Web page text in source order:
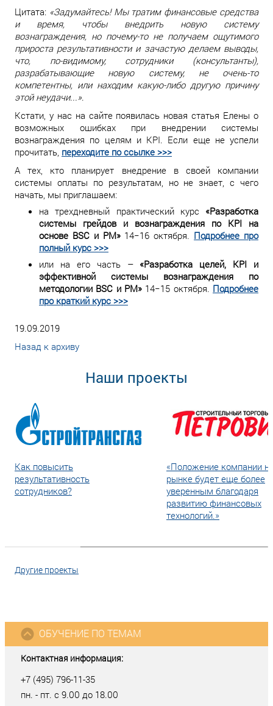
Цитата: «Задумайтесь! Мы тратим финансовые средства
и время, чтобы внедрить новую систему
вознаграждения, но почему-то не получаем ощутимого
прироста результативности и зачастую делаем выводы,
что, по-видимому, сотрудники (консультанты),
разрабатывающие новую систему, не очень-то
компетентны, или находим какую-либо другую причину
этой неудачи...».
Кстати, у нас на сайте появилась новая статья Елены о
возможных ошибках при внедрении системы
вознаграждения по целям и KPI. Если еще не успели
прочитать, переходите по ссылке >>>
А тех, кто планирует внедрение в своей компании
системы оплаты по результатам, но не знает, с чего
начать, мы приглашаем:
на трехдневный практический курс «Разработка
системы грейдов и вознаграждения по KPI на
основе BSC и PM»14−16 октября. Подробнее про
полный курс >>>
или на его часть – «Разработка целей, KPI и
эффективной системы вознаграждения по
методологии BSC и PM» 14−15 октября. Подробнее
про краткий курс >>>
19.09.2019
Назад к архиву
Наши проекты
Как повысить
результативность
сотрудников?
«Положение компании
рынке будет еще более
уверенным благодаря
развитию финансовых
технологий.»
Другие проекты
Контактная информация:
+7 (495) 796-11-35
пн. - пт. с 9.00 до 18.00
ОБУЧЕНИЕ ПО ТЕМАМ